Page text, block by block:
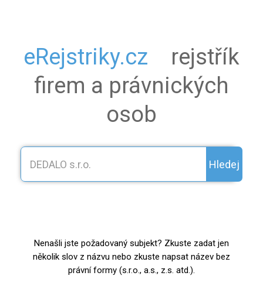
eRejstriky.cz
rejstřík
firem a právnických
osob
Hledej
Nenašli jste požadovaný subjekt? Zkuste zadat jen
několik slov z názvu nebo zkuste napsat název bez
právní formy (s.r.o., a.s., z.s. atd.).